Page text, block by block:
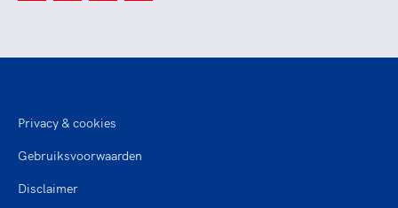
Privacy & cookies
Gebruiksvoorwaarden
Disclaimer